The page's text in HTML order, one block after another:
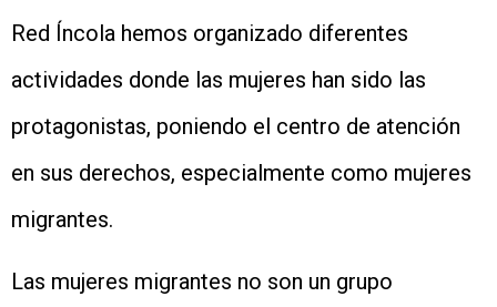
Red Íncola hemos organizado diferentes
actividades donde las mujeres han sido las
protagonistas, poniendo el centro de atención
en sus derechos, especialmente como mujeres
migrantes.
Las mujeres migrantes no son un grupo